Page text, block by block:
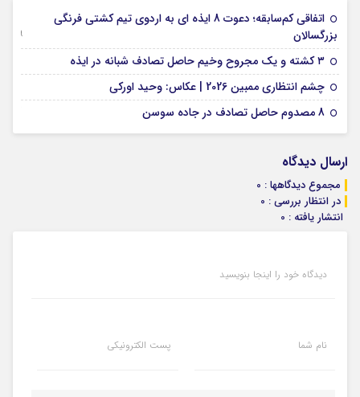
اتفاقی کم‌سابقه؛ دعوت 8 ایذه ای به اردوی تیم کشتی فرنگی
بزرگسالان
09 جولای 2026
۳ کشته و یک مجروح وخیم حاصل تصادف شبانه در ایذه
چشم انتظاری ممبین 2026 | عکاس: وحید اورکی
8 مصدوم حاصل تصادف در جاده سوسن
ارسال دیدگاه
مجموع دیدگاهها : 0
در انتظار بررسی : 0
انتشار یافته : 0
دیدگاه خود را اینجا بنویسید
نام شما پست الکترونیکی